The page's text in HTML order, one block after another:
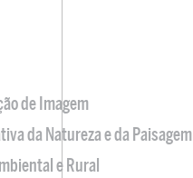
de Imagem
da Natureza e da Paisagem
e Rural